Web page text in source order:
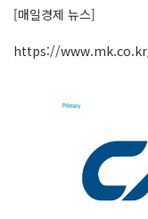
[매일경제 뉴스]
https://